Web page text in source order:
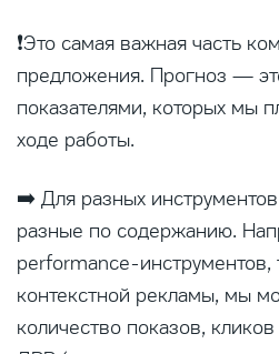
❗Это самая важная часть
предложения. Прогноз —
показателями, которых мы
ходе работы.
➡️ Для разных
разные по содержанию.
performance-инструментов,
контекстной рекламы, мы
количество показов,